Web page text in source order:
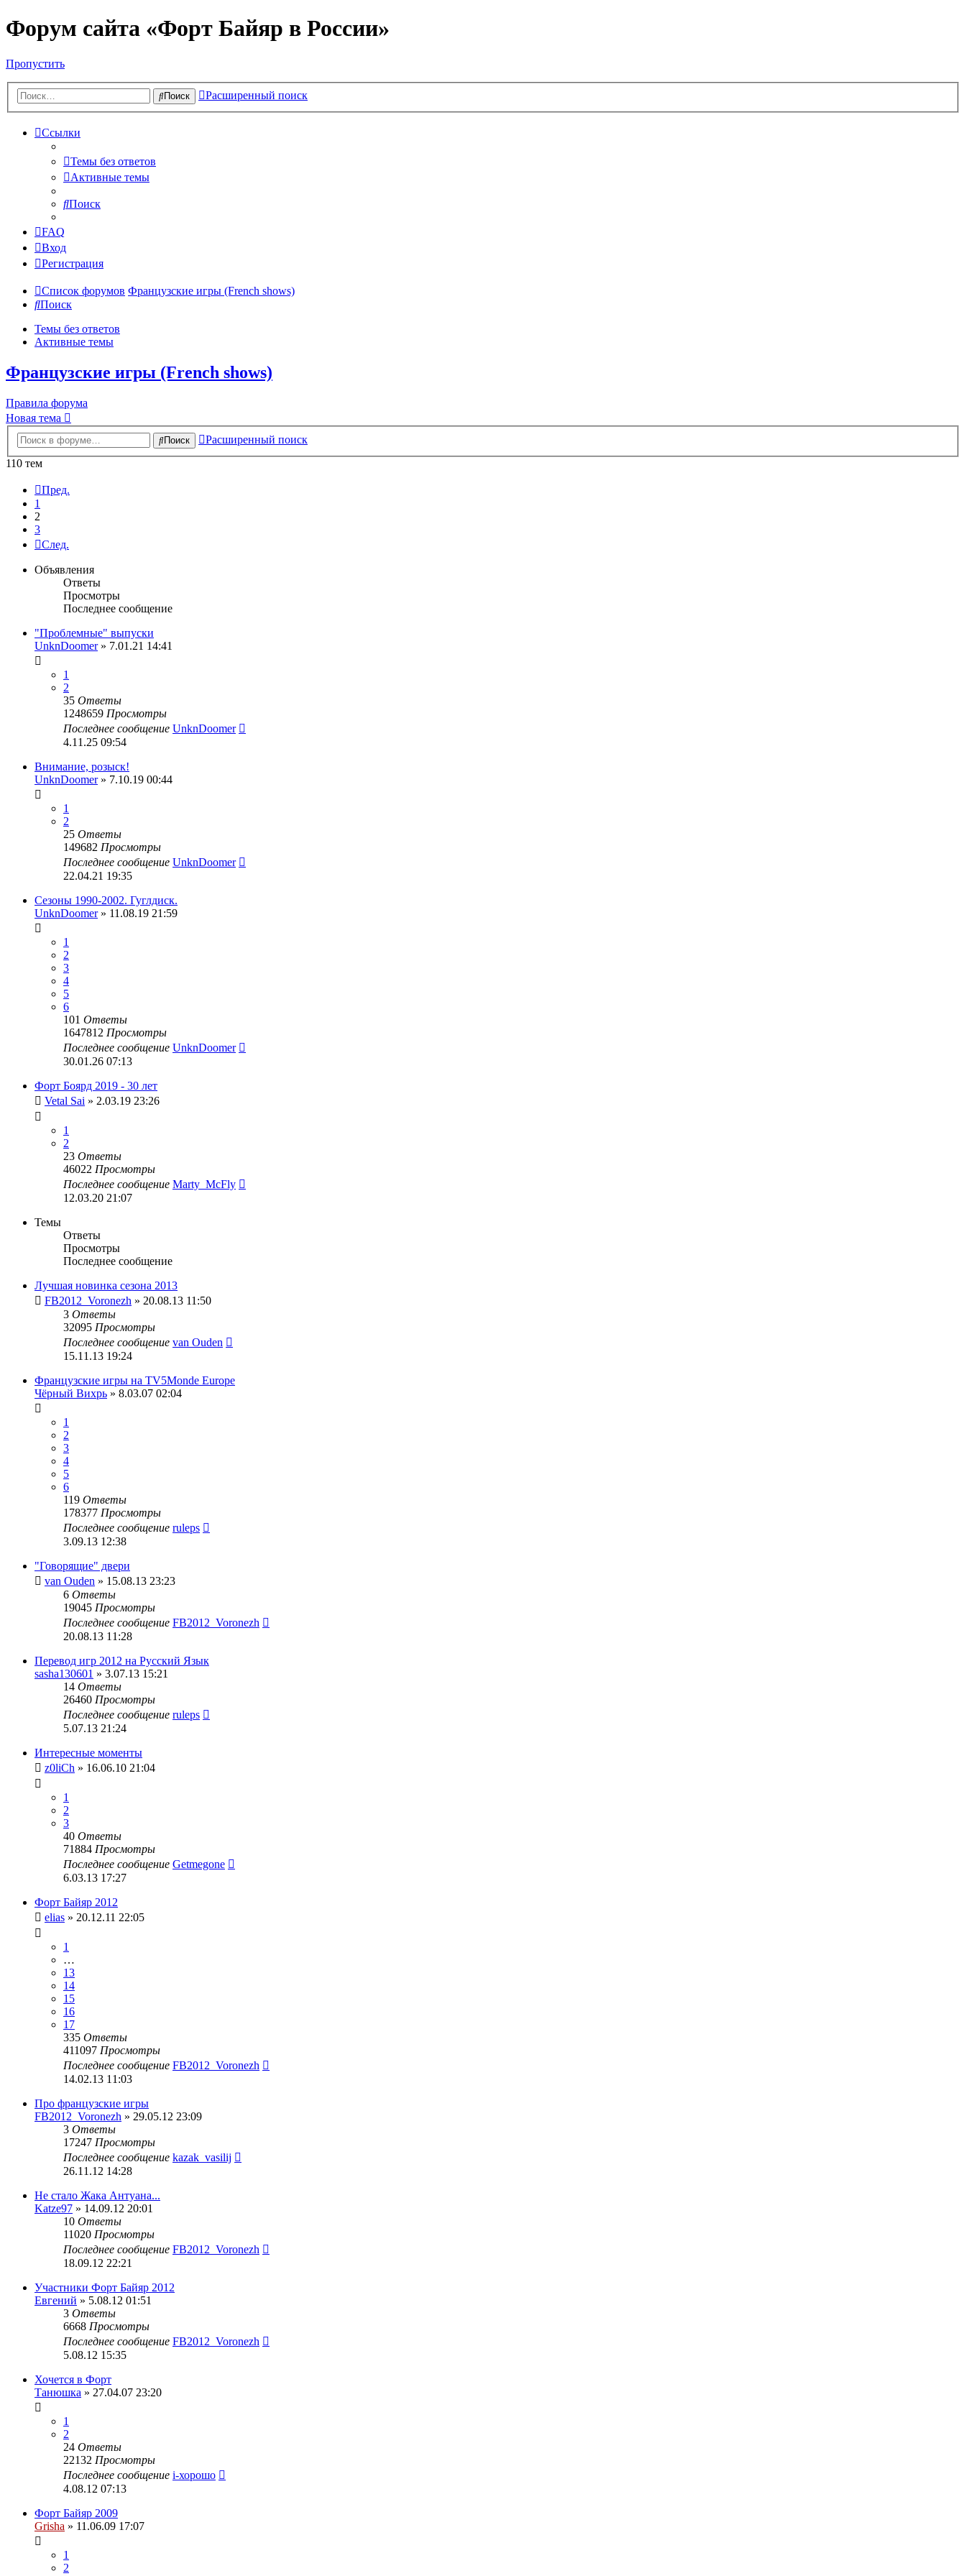
Форум сайта «Форт Байяр в России»
Пропустить
Поиск Расширенный поиск
Ссылки
Темы без ответов
Активные темы
Поиск
FAQ
Вход
Регистрация
Список форумов Французские игры (French shows)
Поиск
Темы без ответов
Активные темы
Французские игры (French shows)
Правила форума
Новая тема
Поиск
Расширенный поиск
110 тем
Пред.
1
2
3
След.
Объявления
Ответы
Просмотры
Последнее сообщение
"Проблемные" выпуски
UnknDoomer» 7.01.21 14:41
1
2
35 Ответы
1248659 Просмотры
Последнее сообщение UnknDoomer
4.11.25 09:54
Внимание, розыск!
UnknDoomer» 7.10.19 00:44
1
2
25 Ответы
149682 Просмотры
Последнее сообщение UnknDoomer
22.04.21 19:35
Сезоны 1990-2002. Гуглдиск.
UnknDoomer» 11.08.19 21:59
1
2
3
4
5
6
101 Ответы
1647812 Просмотры
Последнее сообщение UnknDoomer
30.01.26 07:13
Форт Боярд 2019 - 30 лет
Vetal Sai » 2.03.19 23:26
1
2
23 Ответы
46022 Просмотры
Последнее сообщение Marty_McFly
12.03.20 21:07
Темы
Ответы
Просмотры
Последнее сообщение
Лучшая новинка сезона 2013
FB2012_Voronezh » 20.08.13 11:50
3 Ответы
32095 Просмотры
Последнее сообщение van Ouden
15.11.13 19:24
Французские игры на TV5Monde Europe
Чёрный Вихрь » 8.03.07 02:04
1
2
3
4
5
6
119 Ответы
178377 Просмотры
Последнее сообщение ruleps
3.09.13 12:38
"Говорящие" двери
van Ouden » 15.08.13 23:23
6 Ответы
19045 Просмотры
Последнее сообщение FB2012_Voronezh
20.08.13 11:28
Перевод игр 2012 на Русский Язык
sasha130601 » 3.07.13 15:21
14 Ответы
26460 Просмотры
Последнее сообщение ruleps
5.07.13 21:24
Интересные моменты
z0liCh » 16.06.10 21:04
1
2
3
40 Ответы
71884 Просмотры
Последнее сообщение Getmegone
6.03.13 17:27
Форт Байяр 2012
elias » 20.12.11 22:05
1
…
13
14
15
16
17
335 Ответы
411097 Просмотры
Последнее сообщение FB2012_Voronezh
14.02.13 11:03
Про французские игры
FB2012_Voronezh » 29.05.12 23:09
3 Ответы
17247 Просмотры
Последнее сообщение kazak_vasilij
26.11.12 14:28
Не стало Жака Антуана...
Katze97 » 14.09.12 20:01
10 Ответы
11020 Просмотры
Последнее сообщение FB2012_Voronezh
18.09.12 22:21
Участники Форт Байяр 2012
Евгений » 5.08.12 01:51
3 Ответы
6668 Просмотры
Последнее сообщение FB2012_Voronezh
5.08.12 15:35
Хочется в Форт
Танюшка » 27.04.07 23:20
1
2
24 Ответы
22132 Просмотры
Последнее сообщение i-хорошо
4.08.12 07:13
Форт Байяр 2009
Grisha » 11.06.09 17:07
1
2